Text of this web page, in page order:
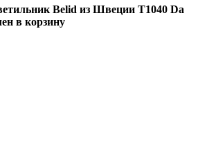
Belid из Швеции T1040 Da
в корзину